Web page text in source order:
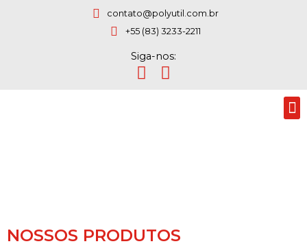
contato@polyutil.com.br
+55 (83) 3233-2211
Siga-nos:
NOSSOS PRODUTOS